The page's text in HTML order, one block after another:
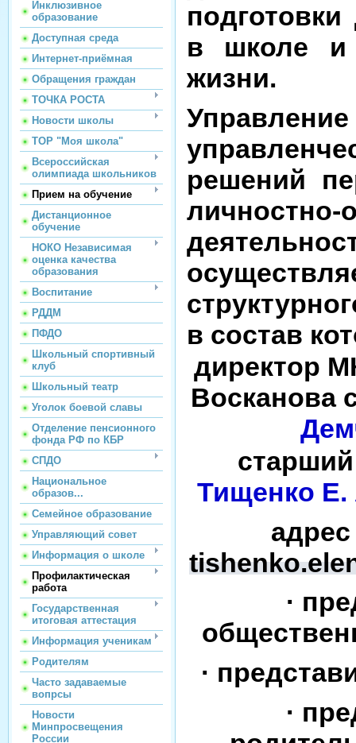
Инклюзивное
образование
Доступная среда
Интернет-приёмная
Обращения граждан
ТОЧКА РОСТА
Новости школы
ТОР "Моя школа"
Всероссийская
олимпиада школьников
Прием на обучение
Дистанционное
обучение
НОКО Независимая
оценка качества
образования
Воспитание
РДДМ
ПФДО
Школьный спортивный
клуб
Школьный театр
Уголок боевой славы
Отделение пенсионного
фонда РФ по КБР
СПДО
Национальное
образов...
Семейное образование
Управляющий совет
Информация о школе
Профилактическая
работа
Государственная
итоговая аттестация
Информация ученикам
Родителям
Часто задаваемые
вопрсы
Новости
Минпросвещения
России
в школе и
жизни.
решений
личностно-
в состав
директор
Восканова
Тищенко
адрес
·
·
·